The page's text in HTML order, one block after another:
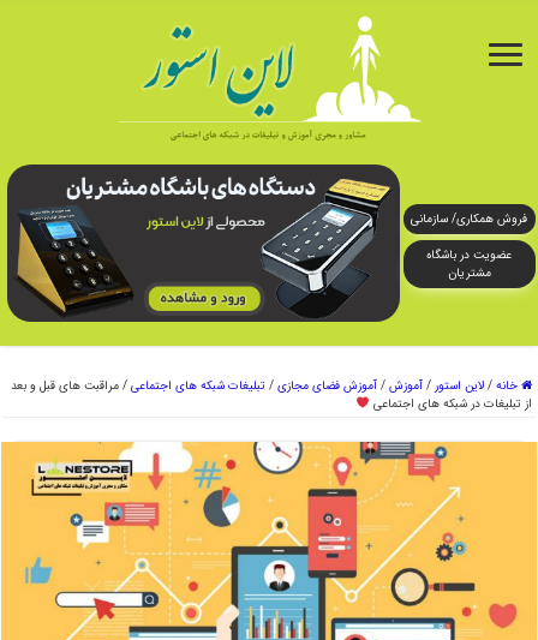
فروش همکاری/ سازمانی
عضویت در باشگاه
مشتریان
خانه / لاین استور / آموزش / آموزش فضای مجازی / تبلیغات شبکه های اجتماعی / مراقبت های قبل و بعد
از تبلیغات در شبکه های اجتماعی